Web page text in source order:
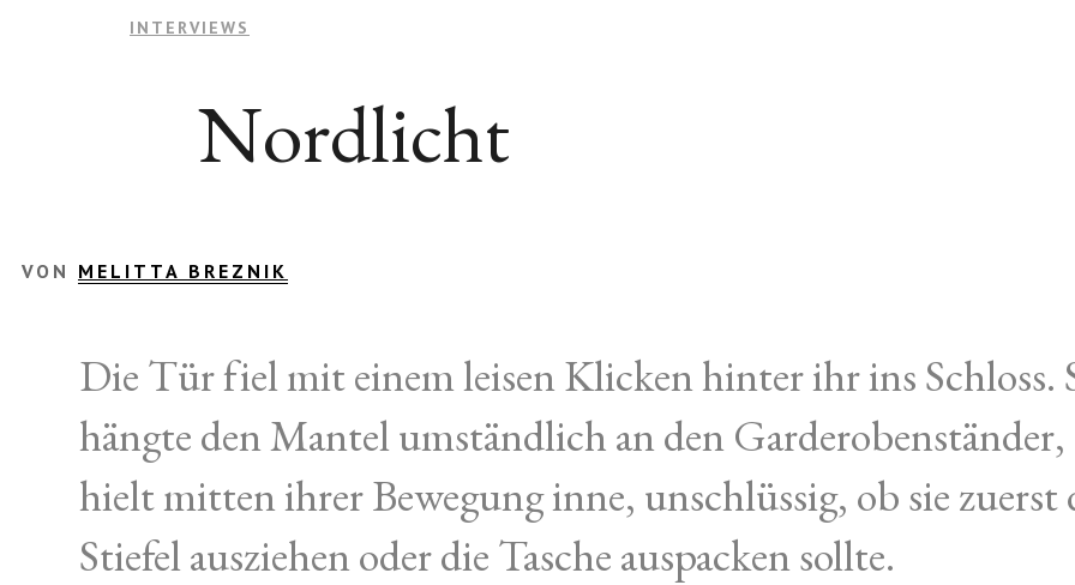
INTERVIEWS
Nordlicht
VON MELITTA BREZNIK
Die Tür fiel mit einem leisen Klicken hinter ihr ins Schloss.
hängte den Mantel umständlich an den Garderobenständer,
hielt mitten ihrer Bewegung inne, unschlüssig, ob sie zuerst
Stiefel ausziehen oder die Tasche auspacken sollte.